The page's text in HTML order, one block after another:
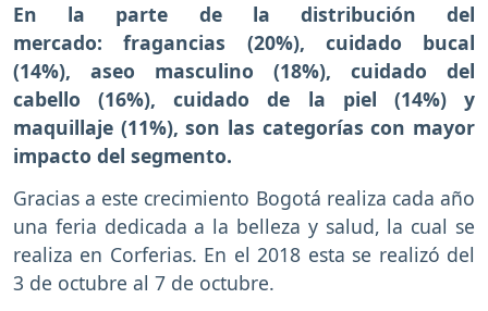
En la parte de la distribución del
mercado: fragancias (20%), cuidado bucal
(14%), aseo masculino (18%), cuidado del
cabello (16%), cuidado de la piel (14%) y
maquillaje (11%), son las categorías con mayor
impacto del segmento.
Gracias a este crecimiento Bogotá realiza cada año
una feria dedicada a la belleza y salud, la cual se
realiza en Corferias. En el 2018 esta se realizó del
3 de octubre al 7 de octubre.